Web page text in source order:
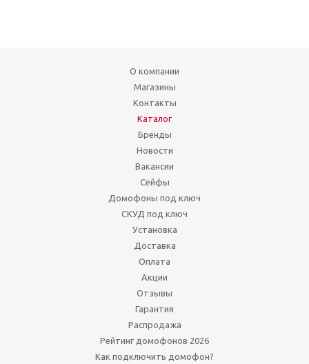
О компании
Магазины
Контакты
Каталог
Бренды
Новости
Вакансии
Сейфы
Домофоны под ключ
СКУД под ключ
Установка
Доставка
Оплата
Акции
Отзывы
Гарантия
Распродажа
Рейтинг домофонов 2026
Как подключить домофон?